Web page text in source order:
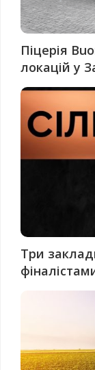
Піцерія
локацій у
Три